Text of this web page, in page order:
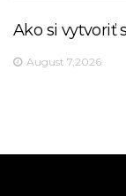
Ako si vytvoriť
August 7,2026